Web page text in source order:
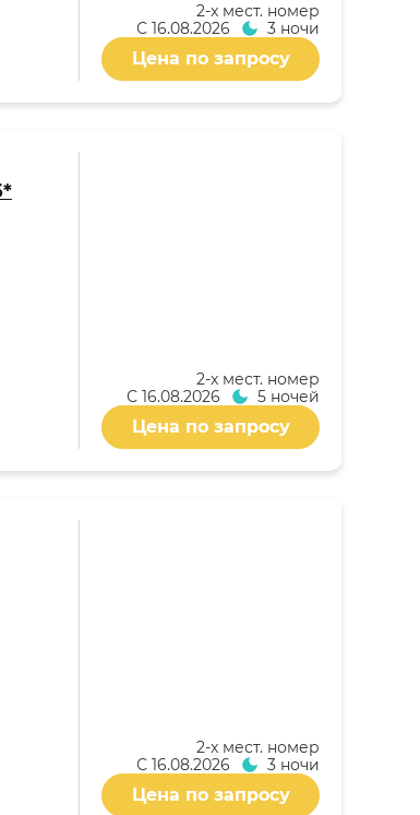
2-x мест. номер
С 16.08.2026 3 ночи
Цена по запросу
2-x мест. номер
С 16.08.2026 5 ночей
Цена по запросу
2-x мест. номер
С 16.08.2026 3 ночи
Цена по запросу